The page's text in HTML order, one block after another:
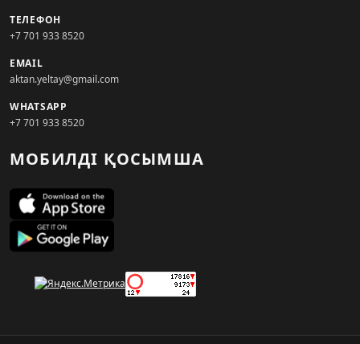
ТЕЛЕФОН
+7 701 933 8520
EMAIL
aktan.yeltay@gmail.com
WHATSAPP
+7 701 933 8520
МОБИЛДІ ҚОСЫМША